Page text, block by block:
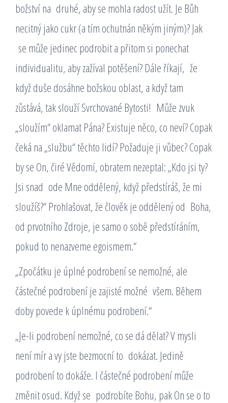
božství na druhé, aby se mohla radost užít. Je Bůh
necitný jako cukr (a tím ochutnán někým jiným)? Jak
se může jedinec podrobit a přitom si ponechat
individualitu, aby zažíval potěšení? Dále říkají, že
když duše dosáhne božskou oblast, a když tam
zůstává, tak slouží Svrchované Bytosti! Může zvuk
„sloužím“ oklamat Pána? Existuje něco, co neví? Copak
čeká na „službu“ těchto lidí? Požaduje ji vůbec? Copak
by se On, čiré Vědomí, obratem nezeptal: „Kdo jsi ty?
Jsi snad ode Mne oddělený, když předstíráš, že mi
sloužíš?“ Prohlašovat, že člověk je oddělený od Boha,
od prvotního Zdroje, je samo o sobě předstíráním,
pokud to nenazveme egoismem.“
„Zpočátku je úplné podrobení se nemožné, ale
částečné podrobení je zajisté možné všem. Během
doby povede k úplnému podrobení.“
„Je-li podrobení nemožné, co se dá dělat? V mysli
není mír a vy jste bezmocní to dokázat. Jedině
podrobení to dokáže. I částečné podrobení může
změnit osud. Když se podrobíte Bohu, pak On se o to